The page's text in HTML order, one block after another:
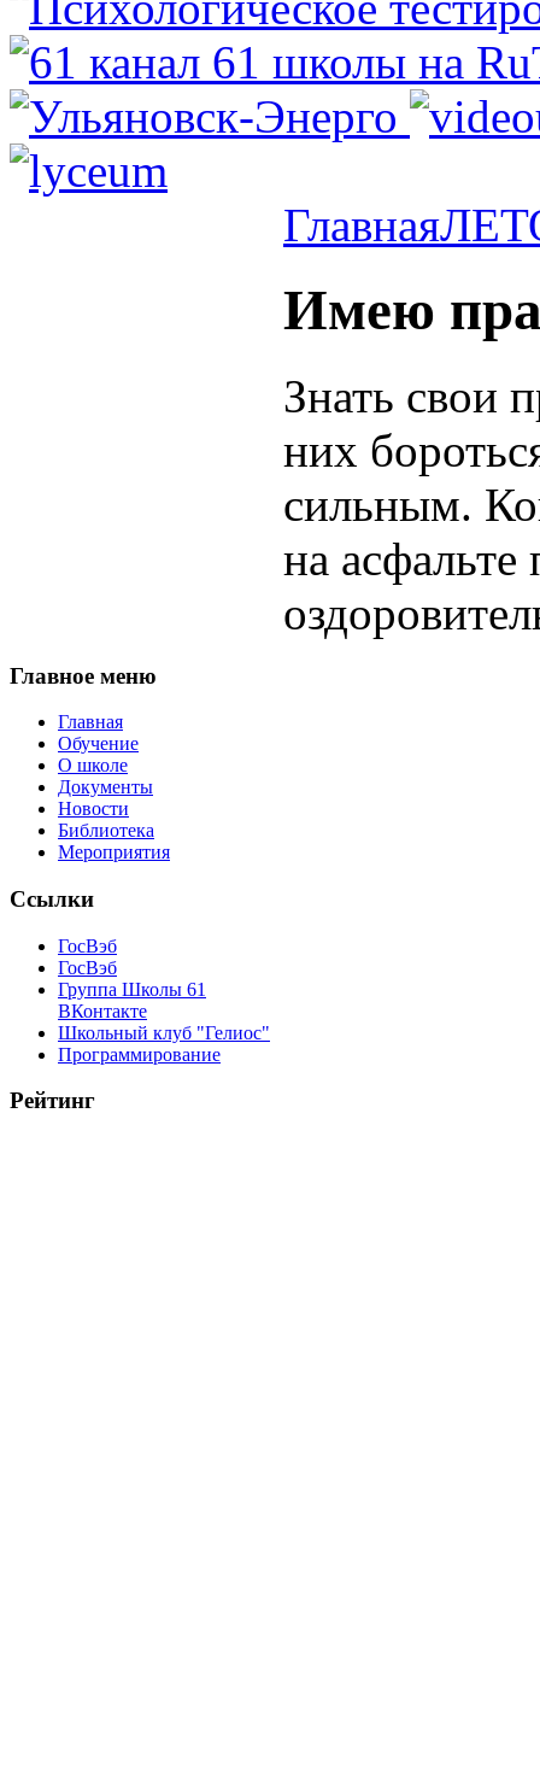
Главная
Имею
Знать свои
них
сильным.
на
Главное меню
Главная
Обучение
О школе
Документы
Новости
Библиотека
Мероприятия
Ссылки
ГосВэб
ГосВэб
Группа Школы 61
ВКонтакте
Школьный клуб "Гелиос"
Программирование
Рейтинг